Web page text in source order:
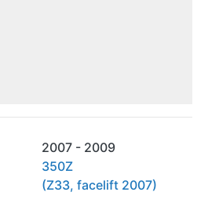
2007 - 2009
350Z
(Z33, facelift 2007)